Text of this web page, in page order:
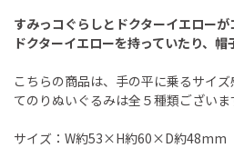
すみっコぐらしとドクターイエローが
ドクターイエローを持っていたり、帽
こちらの商品は、手の平に乗るサイ
てのりぬいぐるみは全５種類ございま
サイズ：W約53×H約60×D約48mm